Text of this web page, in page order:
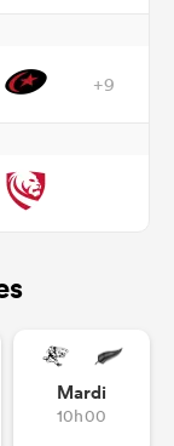
+9
Mardi
10h00